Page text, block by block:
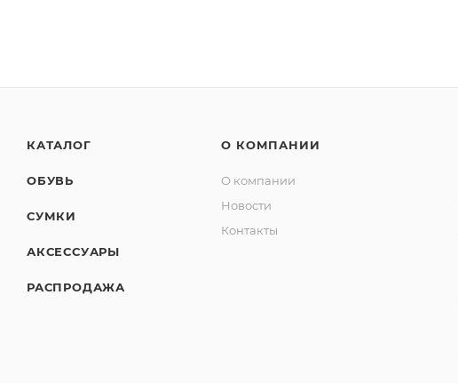
КАТАЛОГ
ОБУВЬ
СУМКИ
АКСЕССУАРЫ
РАСПРОДАЖА
О КОМПАНИИ
О компании
Новости
Контакты